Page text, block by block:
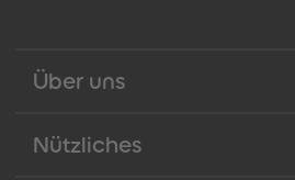
Über uns
Nützliches